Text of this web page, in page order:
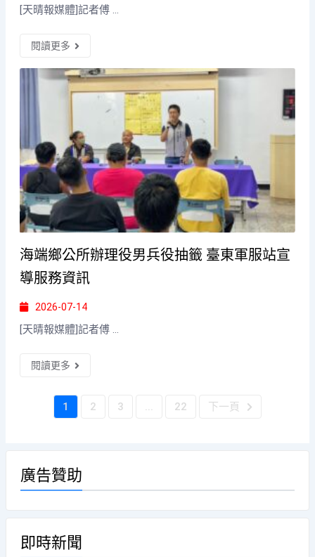
[天晴報媒體]記者傅 ...
閱讀更多
海端鄉公所辦理役男兵役抽籤 臺東軍服站宣
導服務資訊
2026-07-14
[天晴報媒體]記者傅 ...
閱讀更多
1 2 3 ... 22 下一頁
廣告贊助
即時新聞